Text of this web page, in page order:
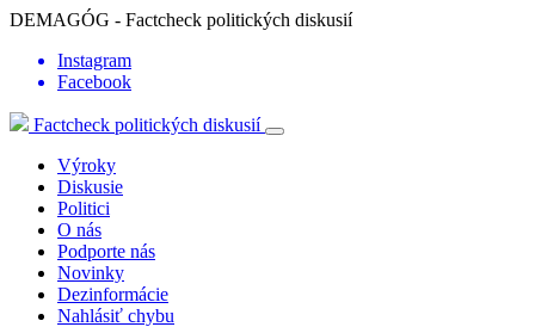
DEMAGÓG - Factcheck politických diskusií
Instagram
Facebook
Factcheck politických diskusií
Výroky
Diskusie
Politici
O nás
Podporte nás
Novinky
Dezinformácie
Nahlásiť chybu